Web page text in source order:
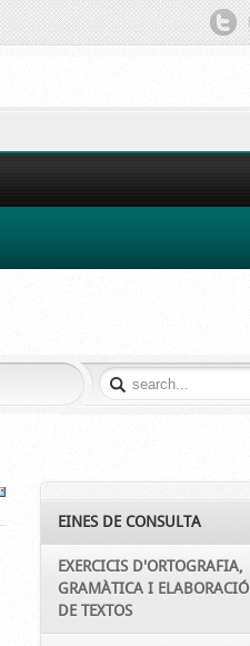
EINES DE CONSULTA
EXERCICIS D'ORTOGRAFIA,
GRAMÀTICA I ELABORACIÓ
DE TEXTOS